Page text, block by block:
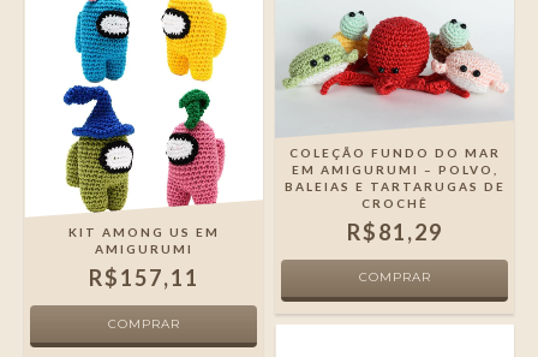
KIT AMONG US EM
AMIGURUMI
R$157,11
COLEÇÃO FUNDO DO MAR
EM AMIGURUMI – POLVO,
BALEIAS E TARTARUGAS DE
CROCHÊ
R$81,29